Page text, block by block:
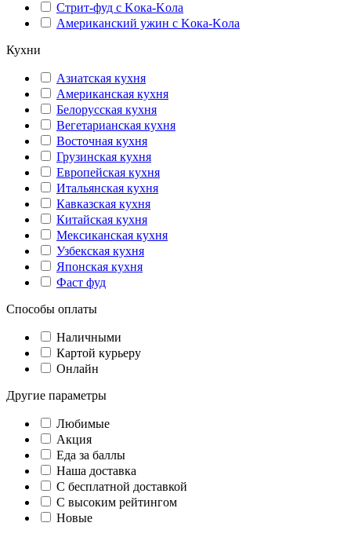
Стрит-фуд с Kока-Kола
Американский ужин с Kока-Kола
Кухни
Азиатская кухня
Американская кухня
Белорусская кухня
Вегетарианская кухня
Восточная кухня
Грузинская кухня
Европейская кухня
Итальянская кухня
Кавказская кухня
Китайская кухня
Мексиканская кухня
Узбекская кухня
Японская кухня
Фаст фуд
Способы оплаты
Наличными
Картой курьеру
Онлайн
Другие параметры
Любимые
Акция
Еда за баллы
Наша доставка
C бесплатной доставкой
С высоким рейтингом
Новые